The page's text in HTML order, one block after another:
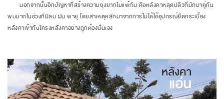
นอกจากนั้นอีกปัญหาที่สร้างความยุ่งยากไม่แพ้กัน คือหลังคาหลุดปลิวที่มักมาคู่กัน
พบมากในช่วงที่มีลม ฝน พายุ โดยสาเหตุหลักมาจากการไม่ได้ใช้อุปกรณ์ยึดกระเบื้อง
หลังคาเข้ากับโครงหลังคาอย่างถูกต้องนั่นเอง